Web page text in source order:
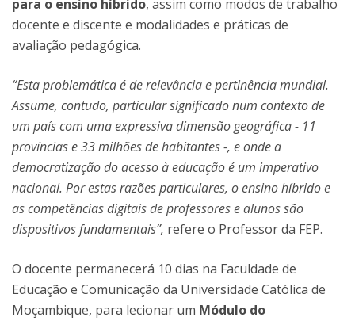
para o ensino híbrido, assim como modos de trabalho
docente e discente e modalidades e práticas de
avaliação pedagógica.
“Esta problemática é de relevância e pertinência mundial.
Assume, contudo, particular significado num contexto de
um país com uma expressiva dimensão geográfica - 11
províncias e 33 milhões de habitantes -, e onde a
democratização do acesso à educação é um imperativo
nacional. Por estas razões particulares, o ensino híbrido e
as competências digitais de professores e alunos são
dispositivos fundamentais”, refere o Professor da FEP.
O docente permanecerá 10 dias na Faculdade de
Educação e Comunicação da Universidade Católica de
Moçambique, para lecionar um Módulo do